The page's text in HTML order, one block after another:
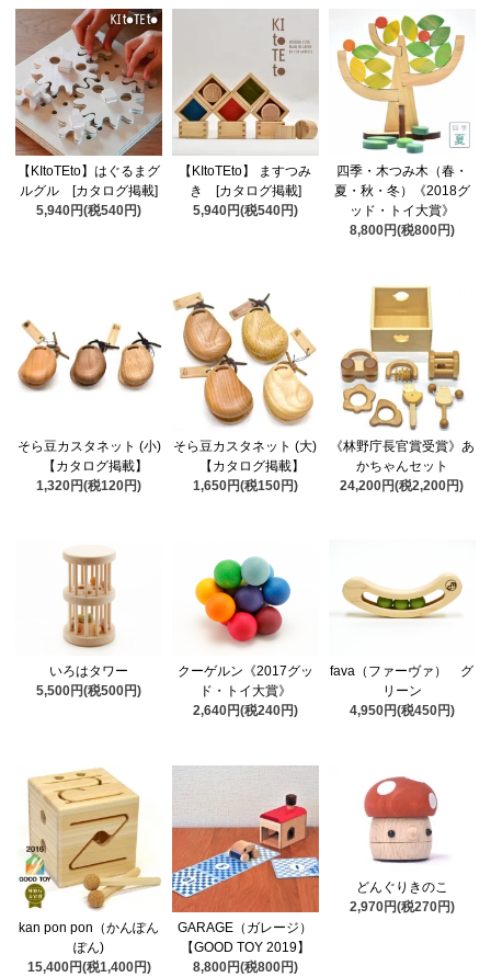
【KItoTEto】はぐるまグ
ルグル [カタログ掲載]
5,940円(税540円)
【KItoTEto】 ますつみ
き [カタログ掲載]
5,940円(税540円)
四季・木つみ木（春・
夏・秋・冬）《2018グ
ッド・トイ大賞》
8,800円(税800円)
そら豆カスタネット (小)
【カタログ掲載】
1,320円(税120円)
そら豆カスタネット (大)
【カタログ掲載】
1,650円(税150円)
《林野庁長官賞受賞》あ
かちゃんセット
24,200円(税2,200円)
いろはタワー
5,500円(税500円)
クーゲルン《2017グッ
ド・トイ大賞》
2,640円(税240円)
fava（ファーヴァ） グ
リーン
4,950円(税450円)
kan pon pon（かんぽん
ぽん)
15,400円(税1,400円)
GARAGE（ガレージ）
【GOOD TOY 2019】
8,800円(税800円)
どんぐりきのこ
2,970円(税270円)